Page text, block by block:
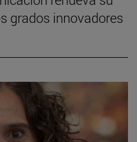
grados innovadores